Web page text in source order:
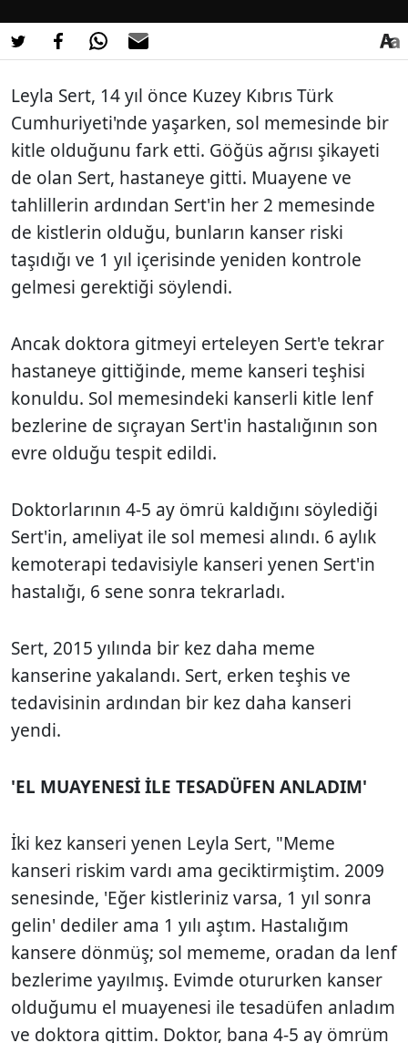
Leyla Sert, 14 yıl önce Kuzey Kıbrıs Türk
Cumhuriyeti'nde yaşarken, sol memesinde bir
kitle olduğunu fark etti. Göğüs ağrısı şikayeti
de olan Sert, hastaneye gitti. Muayene ve
tahlillerin ardından Sert'in her 2 memesinde
de kistlerin olduğu, bunların kanser riski
taşıdığı ve 1 yıl içerisinde yeniden kontrole
gelmesi gerektiği söylendi.
Ancak doktora gitmeyi erteleyen Sert'e tekrar
hastaneye gittiğinde, meme kanseri teşhisi
konuldu. Sol memesindeki kanserli kitle lenf
bezlerine de sıçrayan Sert'in hastalığının son
evre olduğu tespit edildi.
Doktorlarının 4-5 ay ömrü kaldığını söylediği
Sert'in, ameliyat ile sol memesi alındı. 6 aylık
kemoterapi tedavisiyle kanseri yenen Sert'in
hastalığı, 6 sene sonra tekrarladı.
Sert, 2015 yılında bir kez daha meme
kanserine yakalandı. Sert, erken teşhis ve
tedavisinin ardından bir kez daha kanseri
yendi.
'EL MUAYENESİ İLE TESADÜFEN ANLADIM'
İki kez kanseri yenen Leyla Sert, "Meme
kanseri riskim vardı ama geciktirmiştim. 2009
senesinde, 'Eğer kistleriniz varsa, 1 yıl sonra
gelin' dediler ama 1 yılı aştım. Hastalığım
kansere dönmüş; sol mememe, oradan da lenf
bezlerime yayılmış. Evimde otururken kanser
olduğumu el muayenesi ile tesadüfen anladım
ve doktora gittim. Doktor, bana 4-5 ay ömrüm